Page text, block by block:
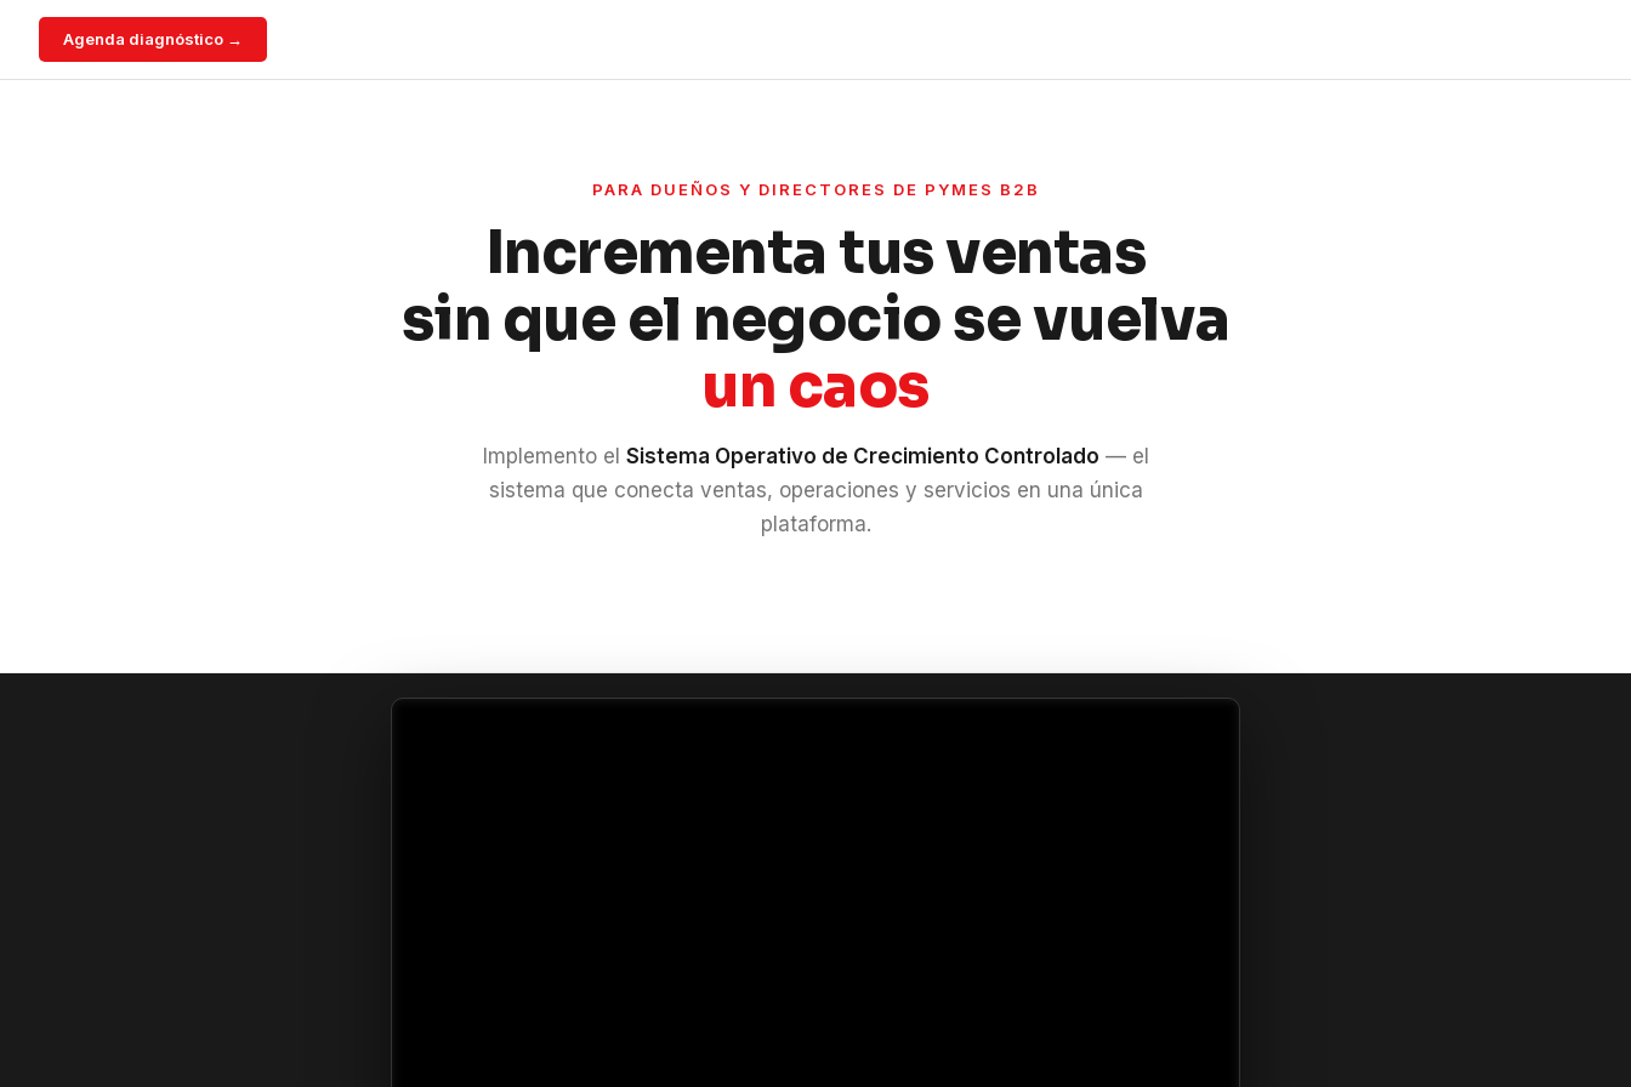
Agenda diagnóstico →
PARA DUEÑOS Y DIRECTORES DE PYMES B2B
Incrementa tus ventas
sin que el negocio se vuelva
un caos
Implemento el Sistema Operativo de Crecimiento Controlado — el
sistema que conecta ventas, operaciones y servicios en una única
plataforma.